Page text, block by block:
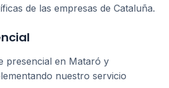
de las empresas de Cataluña.
presencial en Mataró y
nuestro servicio